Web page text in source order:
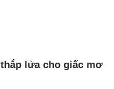
lửa cho giấc mơ